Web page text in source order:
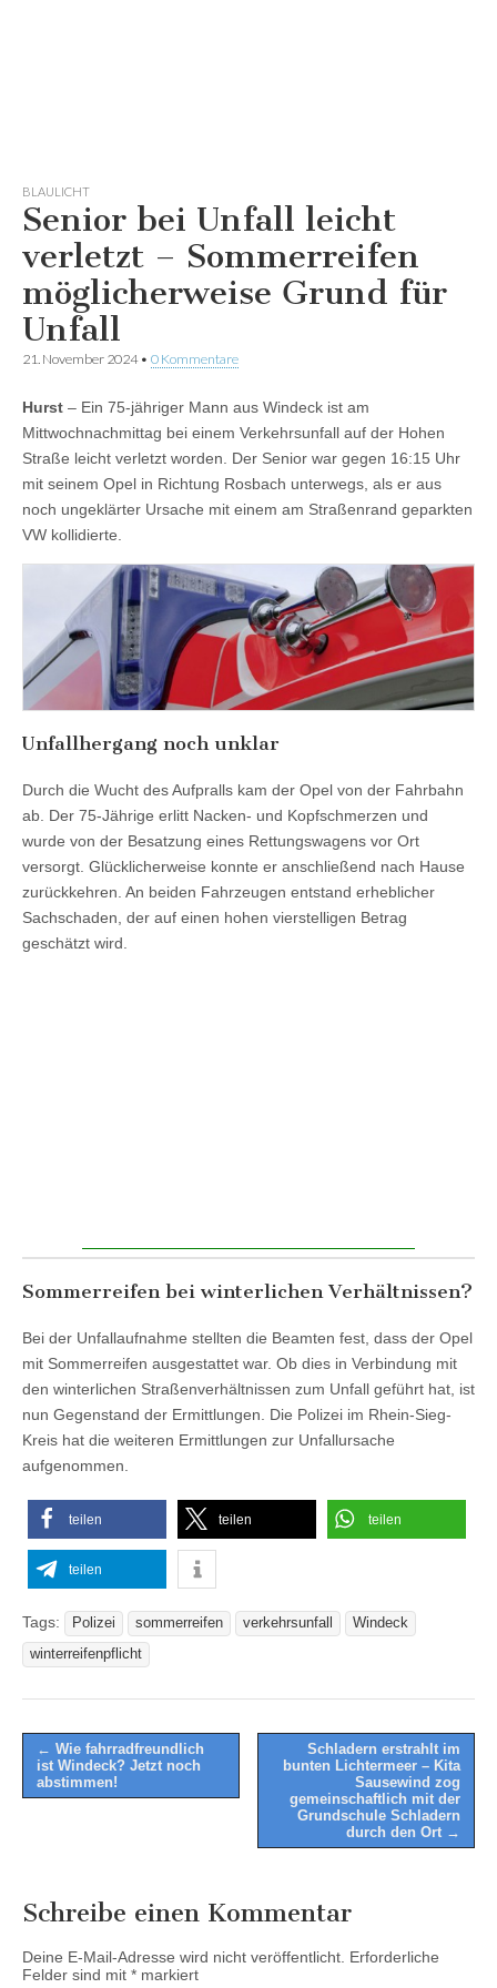
BLAULICHT
Senior bei Unfall leicht
verletzt – Sommerreifen
möglicherweise Grund für
Unfall
21. November 2024• 0 Kommentare
Hurst – Ein 75-jähriger Mann aus Windeck ist am
Mittwochnachmittag bei einem Verkehrsunfall auf der Hohen
Straße leicht verletzt worden. Der Senior war gegen 16:15 Uhr
mit seinem Opel in Richtung Rosbach unterwegs, als er aus
noch ungeklärter Ursache mit einem am Straßenrand geparkten
VW kollidierte.
Unfallhergang noch unklar
Durch die Wucht des Aufpralls kam der Opel von der Fahrbahn
ab. Der 75-Jährige erlitt Nacken- und Kopfschmerzen und
wurde von der Besatzung eines Rettungswagens vor Ort
versorgt. Glücklicherweise konnte er anschließend nach Hause
zurückkehren. An beiden Fahrzeugen entstand erheblicher
Sachschaden, der auf einen hohen vierstelligen Betrag
geschätzt wird.
Sommerreifen bei winterlichen Verhältnissen?
Bei der Unfallaufnahme stellten die Beamten fest, dass der Opel
mit Sommerreifen ausgestattet war. Ob dies in Verbindung mit
den winterlichen Straßenverhältnissen zum Unfall geführt hat, ist
nun Gegenstand der Ermittlungen. Die Polizei im Rhein-Sieg-
Kreis hat die weiteren Ermittlungen zur Unfallursache
aufgenommen.
teilen teilen teilen
teilen
Tags: Polizei sommerreifen verkehrsunfall
Windeck
winterreifenpflicht
Post
navigation
← Wie fahrradfreundlich
ist Windeck? Jetzt noch
abstimmen!
Schladern erstrahlt im
bunten Lichtermeer – Kita
Sausewind zog
gemeinschaftlich mit der
Grundschule Schladern
durch den Ort →
Schreibe einen Kommentar
Deine E-Mail-Adresse wird nicht veröffentlicht. Erforderliche
Felder sind mit * markiert